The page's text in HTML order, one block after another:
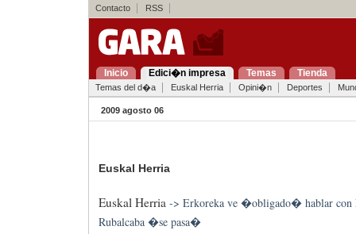
Contacto RSS
Inicio Edici�n impresa Temas Tienda
Temas del d�a Euskal Herria Opini�n Deportes
2009 agosto 06
Euskal Herria
Euskal Herria-> Erkoreka ve �obligado� hablar con
Rubalcaba �se pasa�